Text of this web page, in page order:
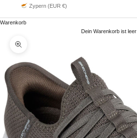
Zypern (EUR €)
Warenkorb
Dein Warenkorb ist leer
Bild vergrößern